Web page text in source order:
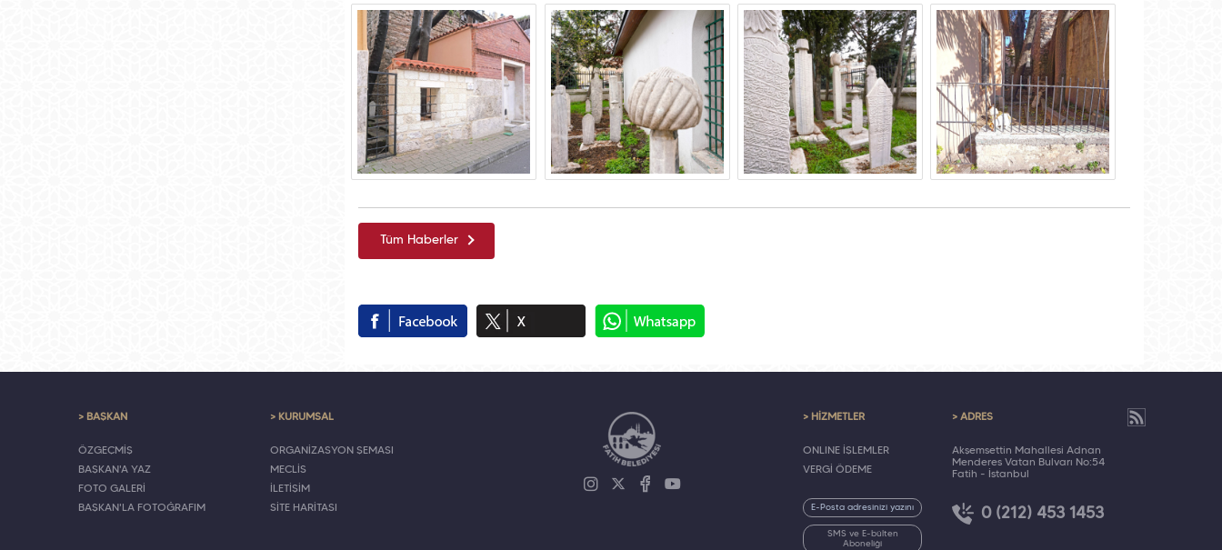
Tüm Haberler
> BAŞKAN
ÖZGEÇMİŞ
BAŞKAN'A YAZ
FOTO GALERİ
BAŞKAN'LA FOTOĞRAFIM
> KURUMSAL
ORGANİZASYON ŞEMASI
MECLİS
İLETİŞİM
SİTE HARİTASI
> HİZMETLER
ONLINE İŞLEMLER
VERGİ ÖDEME
SMS ve E-bülten
Aboneliği
> ADRES
Akşemsettin Mahallesi Adnan
Menderes Vatan Bulvarı No:54
Fatih - İstanbul
0 (212) 453 1453